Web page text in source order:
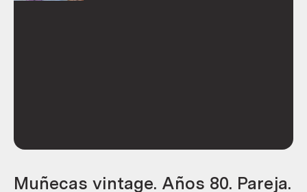
Muñecas vintage. Años 80. Pareja.